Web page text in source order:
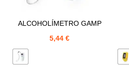
ALCOHOLÍMETRO GAMP
5,44€